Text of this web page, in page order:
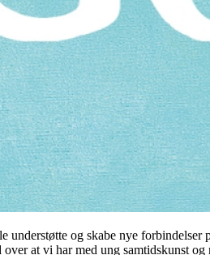
og skabe nye forbindelser
at vi har med ung samtidskunst